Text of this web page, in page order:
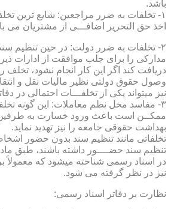
باشد.
۱- تخلفات به ضرر مراجعین: شایع ترین
اخذ حق التحریر اضافـــی از مشتریان می
۲- تخلفات به ضرر دولت: در حین تنظیم
مدارکی را برای جلب موافقت از ادارات
دریافت کند اگر این کار انجام نشود، تخلف
وصول حقوق دولتی نظیر مالیات نقل و
نیز میتواند یکی از تخلفـــات احتمالی در
۳- مفاسد مخل نظم معاملات: این گونه
ممکــن است باعث ورود خسارت به طرفین
بهداشت حقوقی جامعه را نیز تهدید نماید.
تخلفاتی مانند تنظیم سند بدون حضور
در اسناد رسمی شناخته میشود که معمولاً
نیز در نظر گرفته می شود.
نظارت بر دفاتر اسناد رسمی: